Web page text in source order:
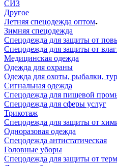
СИЗ
Другое
Летняя спецодежда оптом
Зимняя спецодежда
Спецодежда для защиты от
Спецодежда для защиты от
Медицинская одежда
Одежда для охраны
Одежда для охоты, рыбалки,
Сигнальная одежда
Спецодежда для пищевой
Спецодежда для сферы услуг
Трикотаж
Спецодежда для защиты от
Одноразовая одежда
Спецодежда антистатическая
Головные уборы
Спецодежда для защиты от